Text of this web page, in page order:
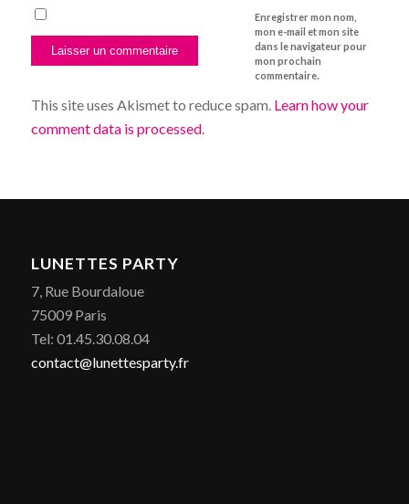
Enregistrer mon nom,
mon e-mail et mon site
dans le navigateur pour
mon prochain
commentaire.
This site uses Akismet to reduce spam. Learn how your
comment data is processed.
LUNETTES PARTY
7, Rue Bourdaloue
75009 Paris
Tel: 01.45.30.08.04
contact@lunettesparty.fr